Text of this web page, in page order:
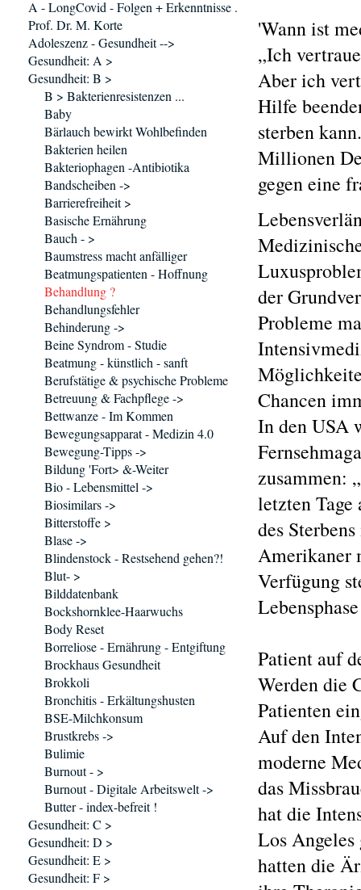
'Wann ist
„Ich
Aber ich
Hilfe
sterben
Millionen
gegen eine
der
Probleme
Chancen
In den USA
zusammen:
letzten
des
Amerikaner
Verfügung
Patient auf
Werden die
Patienten
Auf den
moderne
das
hat die
Los
hatten die
A - LongCovid - Folgen + Erkenntnisse .
Prof. Dr. M. Korte
Adoleszenz - Gesundheit -->
Gesundheit: A >
Gesundheit: B >
B > Bakterienresistenzen ...
Baby
Bärlauch bewirkt Wohlbefinden
Bakterien heilen
Bakteriophagen -Antibiotika
Bandscheiben ->
Barrierefreiheit >
Basische Ernährung
Bauch - >
Baumstress macht anfälliger
Beatmungspatienten - Hoffnung
Behandlung ?
Behandlungsfehler
Behinderung ->
Beine Syndrom - Studie
Beatmung - künstlich - sanft
Berufstätige & psychische Probleme
Betreuung & Fachpflege ->
Bettwanze - Im Kommen
Bewegungsapparat - Medizin 4.0
Bewegung-Tipps ->
Bildung 'Fort> &-Weiter
Bio - Lebensmittel ->
Biosimilars ->
Bitterstoffe >
Blase ->
Blindenstock - Restsehend gehen?!
Blut- >
Bilddatenbank
Bockshornklee-Haarwuchs
Body Reset
Borreliose - Ernährung - Entgiftung
Brockhaus Gesundheit
Brokkoli
Bronchitis - Erkältungshusten
BSE-Milchkonsum
Brustkrebs ->
Bulimie
Burnout - >
Burnout - Digitale Arbeitswelt ->
Butter - index-befreit !
Gesundheit: C >
Gesundheit: D >
Gesundheit: E >
Gesundheit: F >